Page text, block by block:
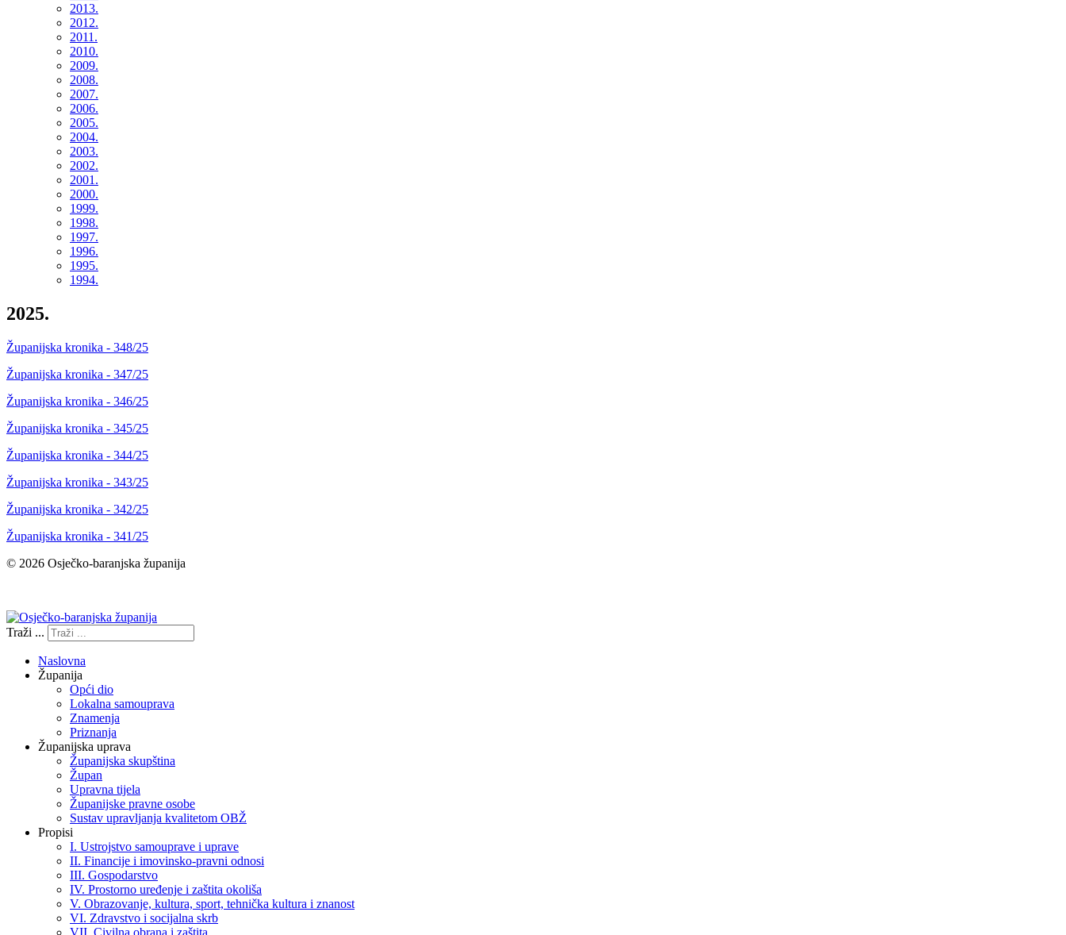
2013.
2012.
2011.
2010.
2009.
2008.
2007.
2006.
2005.
2004.
2003.
2002.
2001.
2000.
1999.
1998.
1997.
1996.
1995.
1994.
2025.
Županijska kronika - 348/25
Županijska kronika - 347/25
Županijska kronika - 346/25
Županijska kronika - 345/25
Županijska kronika - 344/25
Županijska kronika - 343/25
Županijska kronika - 342/25
Županijska kronika - 341/25
© 2026 Osječko-baranjska županija
Traži ...
Naslovna
Županija
Opći dio
Lokalna samouprava
Znamenja
Priznanja
Županijska uprava
Županijska skupština
Župan
Upravna tijela
Županijske pravne osobe
Sustav upravljanja kvalitetom OBŽ
Propisi
I. Ustrojstvo samouprave i uprave
II. Financije i imovinsko-pravni odnosi
III. Gospodarstvo
IV. Prostorno uređenje i zaštita okoliša
V. Obrazovanje, kultura, sport, tehnička kultura i znanost
VI. Zdravstvo i socijalna skrb